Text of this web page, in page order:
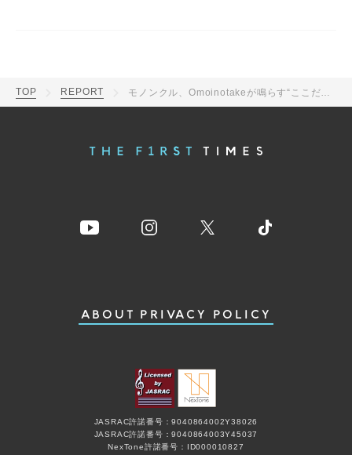
TOP REPORT
ABOUT PRIVACY POLICY
JASRAC許諾番号：9040864002Y38026
JASRAC許諾番号：9040864003Y45037
NexTone許諾番号：ID000010827